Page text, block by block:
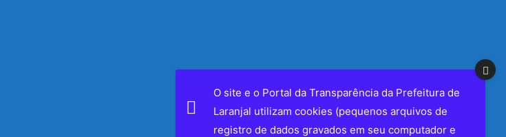
O site e o Portal da Transparência da Prefeitura de
Laranjal utilizam cookies (pequenos arquivos de
registro de dados gravados em seu computador e